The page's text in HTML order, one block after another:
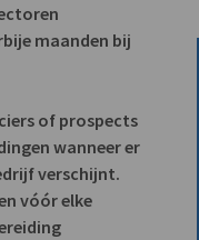
maanden bij
of prospects
wanneer er
verschijnt.
vóór elke